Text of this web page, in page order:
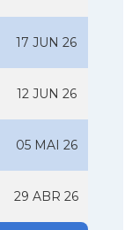
17 JUN 26
12 JUN 26
05 MAI 26
29 ABR 26